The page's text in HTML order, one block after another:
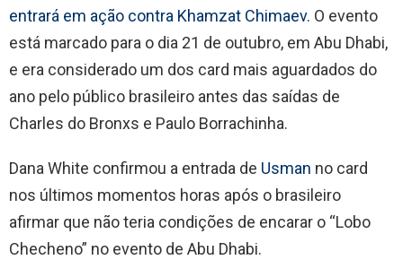
entrará em ação contra Khamzat Chimaev. O evento
está marcado para o dia 21 de outubro, em Abu Dhabi,
e era considerado um dos card mais aguardados do
ano pelo público brasileiro antes das saídas de
Charles do Bronxs e Paulo Borrachinha.
Dana White confirmou a entrada de Usman no card
nos últimos momentos horas após o brasileiro
afirmar que não teria condições de encarar o “Lobo
Checheno” no evento de Abu Dhabi.